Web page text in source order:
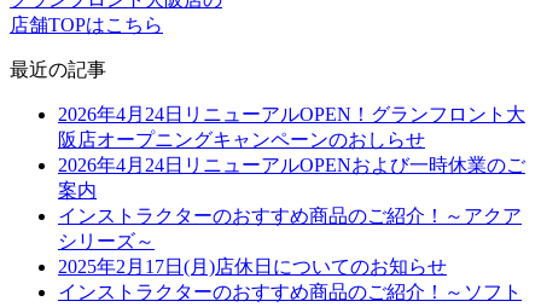
店舗TOPはこちら
最近の記事
2026年4月24日リニューアルOPEN！グランフロント大
阪店オープニングキャンペーンのおしらせ
2026年4月24日リニューアルOPENおよび一時休業のご
案内
インストラクターのおすすめ商品のご紹介！～アクア
シリーズ～
2025年2月17日(月)店休日についてのお知らせ
インストラクターのおすすめ商品のご紹介！～ソフト